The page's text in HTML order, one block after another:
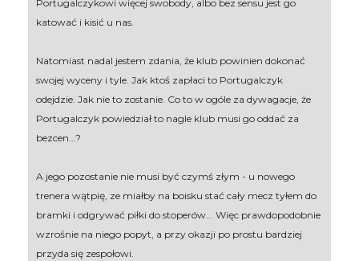
Portugalczykowi więcej swobody, albo bez sensu jest go
katować i kisić u nas.
Natomiast nadal jestem zdania, że klub powinien dokonać
swojej wyceny i tyle. Jak ktoś zapłaci to Portugalczyk
odejdzie. Jak nie to zostanie. Co to w ogóle za dywagacje, że
Portugalczyk powiedział to nagle klub musi go oddać za
bezcen...?
A jego pozostanie nie musi być czymś złym - u nowego
trenera wątpię, ze miałby na boisku stać cały mecz tyłem do
bramki i odgrywać piłki do stoperów... Więc prawdopodobnie
wzrośnie na niego popyt, a przy okazji po prostu bardziej
przyda się zespołowi.